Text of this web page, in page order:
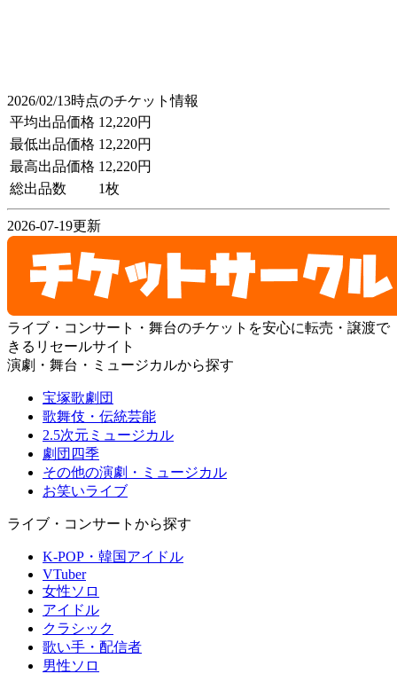
2026/02/13時点のチケット情報
平均出品価格 12,220円
最低出品価格 12,220円
最高出品価格 12,220円
総出品数
1枚
2026-07-19更新
ライブ・コンサート・舞台のチケットを安心に転売・譲渡で
きるリセールサイト
演劇・舞台・ミュージカルから探す
宝塚歌劇団
歌舞伎・伝統芸能
2.5次元ミュージカル
劇団四季
その他の演劇・ミュージカル
お笑いライブ
ライブ・コンサートから探す
K-POP・韓国アイドル
VTuber
女性ソロ
アイドル
クラシック
歌い手・配信者
男性ソロ